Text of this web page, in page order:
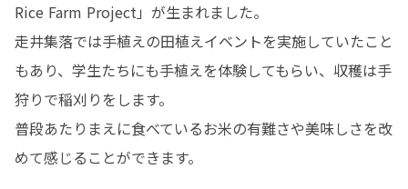
Rice Farm Project」が生まれました。
走井集落では手植えの田植えイベントを実施していたこと
もあり、学生たちにも手植えを体験してもらい、収穫は手
狩りで稲刈りをします。
普段あたりまえに食べているお米の有難さや美味しさを改
めて感じることができます。